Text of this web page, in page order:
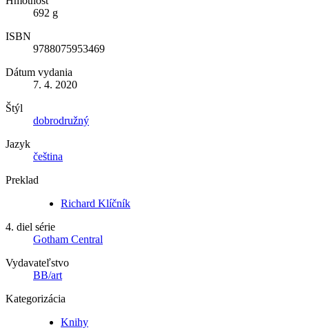
692 g
ISBN
9788075953469
Dátum vydania
7. 4. 2020
Štýl
dobrodružný
Jazyk
čeština
Preklad
Richard Klíčník
4. diel série
Gotham Central
Vydavateľstvo
BB/art
Kategorizácia
Knihy